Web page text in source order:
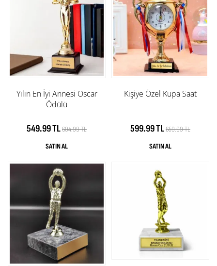
Yılın En İyi Annesi Oscar
Ödülü
549.99 TL604.99 TL
Kişiye Özel Kupa Saat
599.99 TL659.99 TL